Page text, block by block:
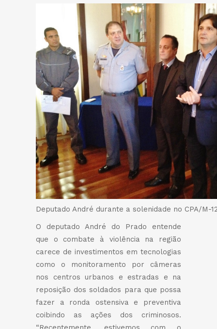
Deputado André durante a solenidade no CPA/M-
O deputado André do Prado entende
que o combate à violência na região
carece de investimentos em tecnologias
como o monitoramento por câmeras
nos centros urbanos e estradas e na
reposição dos soldados para que possa
fazer a ronda ostensiva e preventiva
coibindo as ações dos criminosos.